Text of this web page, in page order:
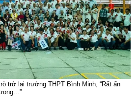
trở lại trường THPT Bình Minh, “Rất ấn